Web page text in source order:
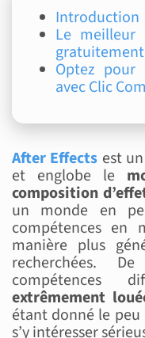
Introduction
Le meilleur
Optez pour
avec Clic
After Effects est
et englobe le
composition
un monde en
compétences en
manière plus
recherchées.
compétences
extrêmement
étant donné le
s’y intéresser